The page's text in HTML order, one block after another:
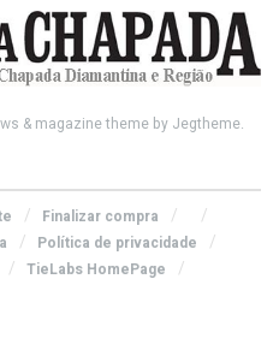
& magazine theme by Jegtheme.
Finalizar compra
Política de privacidade
TieLabs HomePage